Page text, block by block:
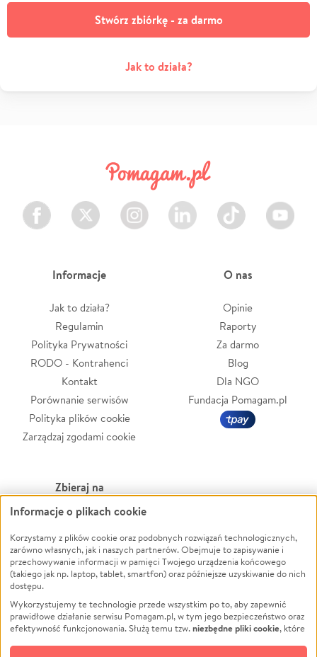
Stwórz zbiórkę - za darmo
Jak to działa?
Facebook Twitter Instagram LinkedIn TikTok Youtube
Informacje
Jak to działa?
Regulamin
Polityka Prywatności
RODO - Kontrahenci
Kontakt
Porównanie serwisów
Polityka plików cookie
Zarządzaj zgodami cookie
O nas
Opinie
Raporty
Za darmo
Blog
Dla NGO
Fundacja Pomagam.pl
Zbieraj na
Leczenie
Zwierzęta
Pożar
Ukraina
Pomoc Finansowa
Projekty
Pogrzeb
Powódź
Wichura
NGO
Edukacja
Podróż
Impreza
Informacje o plikach cookie
Korzystamy z plików cookie oraz podobnych rozwiązań technologicznych,
zarówno własnych, jak i naszych partnerów. Obejmuje to zapisywanie i
przechowywanie informacji w pamięci Twojego urządzenia końcowego
(takiego jak np. laptop, tablet, smartfon) oraz późniejsze uzyskiwanie do nich
dostępu.
Wykorzystujemy te technologie przede wszystkim po to, aby zapewnić
prawidłowe działanie serwisu Pomagam.pl, w tym jego bezpieczeństwo oraz
efektywność funkcjonowania. Służą temu tzw.niezbędne pliki cookie, które